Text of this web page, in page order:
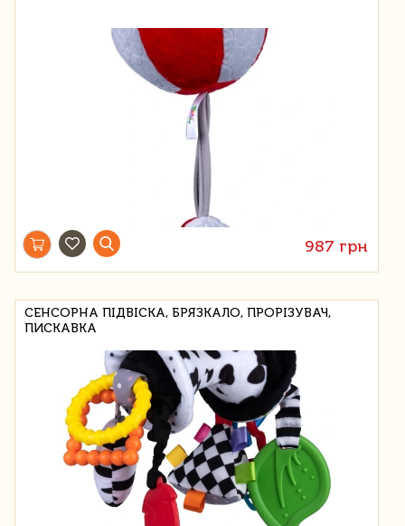
987 грн
СЕНСОРНА ПІДВІСКА, БРЯЗКАЛО, ПРОРІЗУВАЧ,
ПИСКАВКА